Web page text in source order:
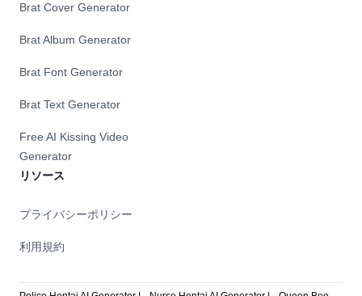
Brat Cover Generator
Brat Album Generator
Brat Font Generator
Brat Text Generator
Free AI Kissing Video
Generator
リソース
プライバシーポリシー
利用規約